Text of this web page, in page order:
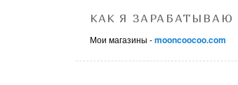
КАК Я ЗАРАБАТЫВАЮ
Мои магазины -mooncoocoo.com